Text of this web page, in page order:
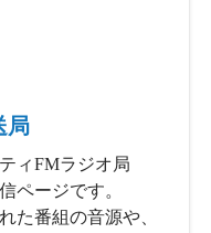
局
ィFMラジオ局
ページです。
た番組の音源や、